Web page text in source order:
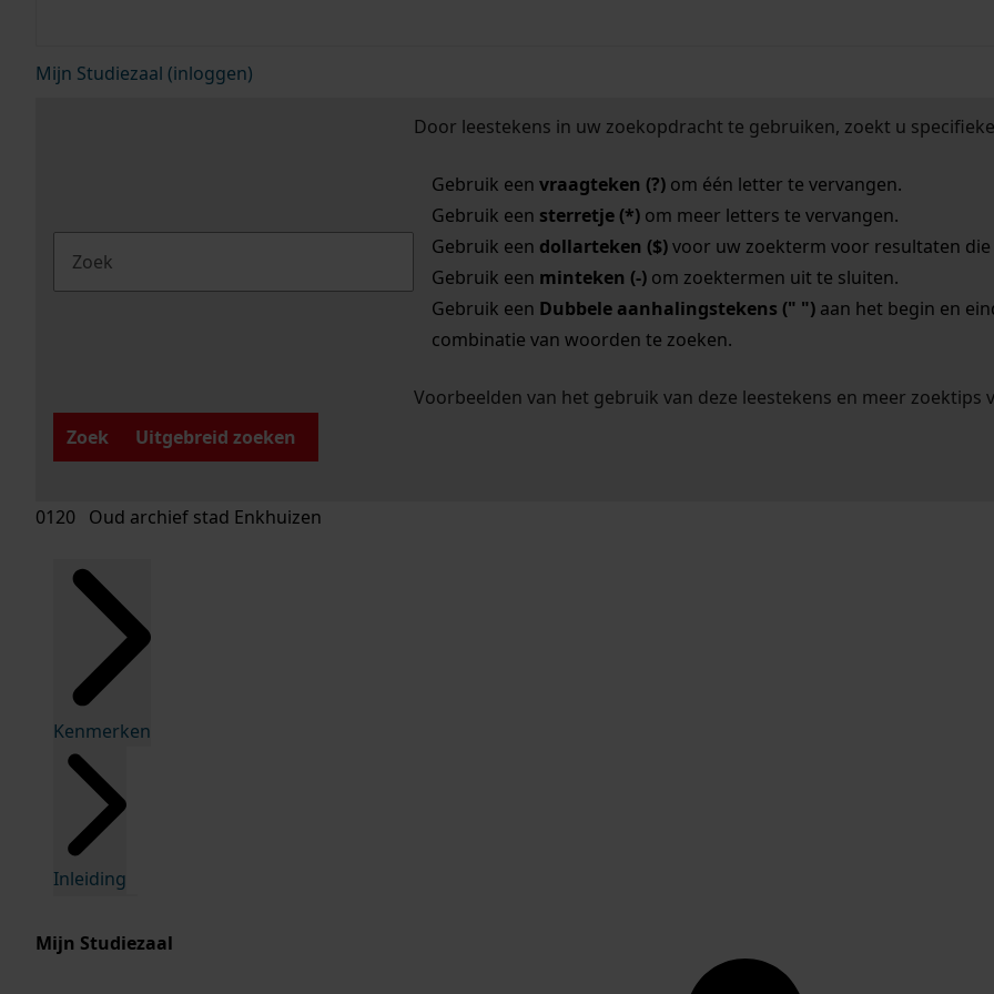
Mijn Studiezaal (inloggen)
Door leestekens in uw zoekopdracht te gebruiken, zoekt u
Gebruik een vraagteken (?)om één letter te vervangen.
Gebruik een sterretje (*)om meer letters te vervangen.
Gebruik een dollarteken ($)voor uw zoekterm voor resultaten die
Gebruik een minteken (-)om zoektermen uit te sluiten.
Gebruik een Dubbele aanhalingstekens (" ")aan het begin en
combinatie van woorden te zoeken.
Voorbeelden van het gebruik van deze leestekens en meer zoektips
Zoek
Uitgebreid zoeken
0120 Oud archief stad Enkhuizen
Kenmerken
Inleiding
Mijn Studiezaal